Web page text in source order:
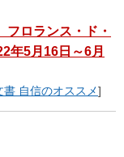
フロランス・ド・
年5月16日～6月
自信のオススメ]